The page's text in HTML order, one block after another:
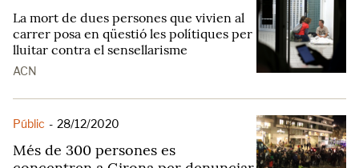
La mort de dues persones que vivien al
carrer posa en qüestió les polítiques per
lluitar contra el sensellarisme
ACN
Públic - 28/12/2020
Més de 300 persones es